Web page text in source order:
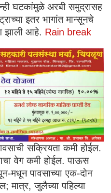
घटकांमुळे अरबी समुद्रासह
इतर भागांत मान्सूनचे
झाली आहे. Rain break
सक्रियता कमी होईल.
वेग कमी होईल. पाऊस
मधून पावसाच्या एक-दोन
मात्र, जुलैच्या पहिल्या